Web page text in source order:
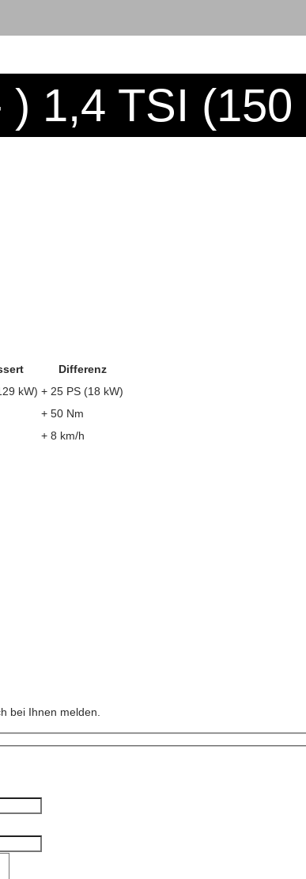
1,4 TSI (150
Differenz
kW) + 25 PS (18 kW)
+ 50 Nm
+ 8 km/h
bei Ihnen melden.